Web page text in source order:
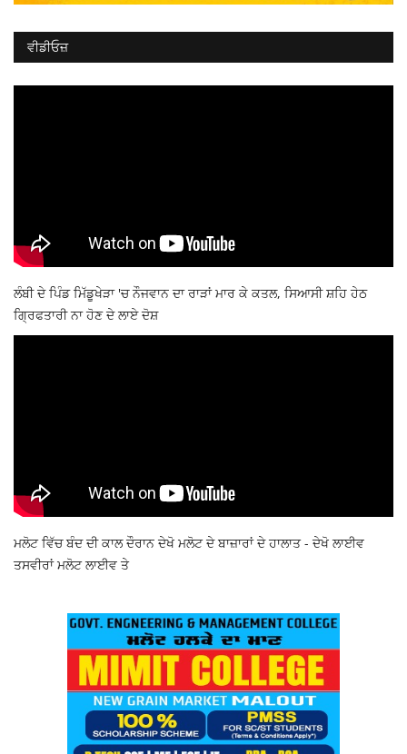
ਵੀਡੀਓਜ਼
ਲੰਬੀ ਦੇ ਪਿੰਡ ਮਿੱਡੂਖੇੜਾ 'ਚ ਨੌਜਵਾਨ ਦਾ ਰਾੜਾਂ ਮਾਰ ਕੇ ਕਤਲ, ਸਿਆਸੀ ਸ਼ਹਿ ਹੇਠ
ਗ੍ਰਿਫਤਾਰੀ ਨਾ ਹੋਣ ਦੇ ਲਾਏ ਦੋਸ਼
ਮਲੋਟ ਵਿੱਚ ਬੰਦ ਦੀ ਕਾਲ ਦੌਰਾਨ ਦੇਖੋ ਮਲੋਟ ਦੇ ਬਾਜ਼ਾਰਾਂ ਦੇ ਹਾਲਾਤ - ਦੇਖੋ ਲਾਈਵ
ਤਸਵੀਰਾਂ ਮਲੋਟ ਲਾਈਵ ਤੇ